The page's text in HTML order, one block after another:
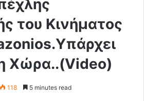
του Κινήματος
Χώρα..(Video)
118 5 minutes read